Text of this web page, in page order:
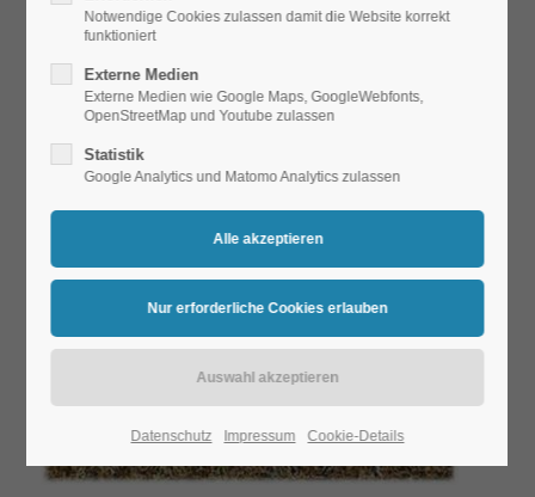
Polyamidfasern. Ideal für Büro, Laden und Gewerbe
Notwendige Cookies zulassen damit die Website korrekt
funktioniert
Externe Medien
Externe Medien wie Google Maps, GoogleWebfonts,
OpenStreetMap und Youtube zulassen
Statistik
Google Analytics und Matomo Analytics zulassen
Datenschutz Impressum Cookie-Details